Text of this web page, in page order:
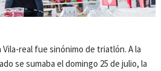
real fue sinónimo de triatlón. A la
se sumaba el domingo 25 de julio, la